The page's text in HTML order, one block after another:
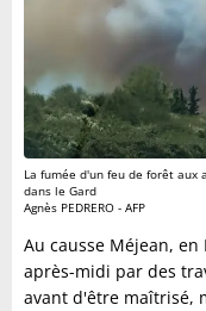
La fumée d'un feu de forêt
dans le Gard
Agnès PEDRERO - AFP
Au causse Méjean,
après-midi par des
avant d'être maîtrisé,